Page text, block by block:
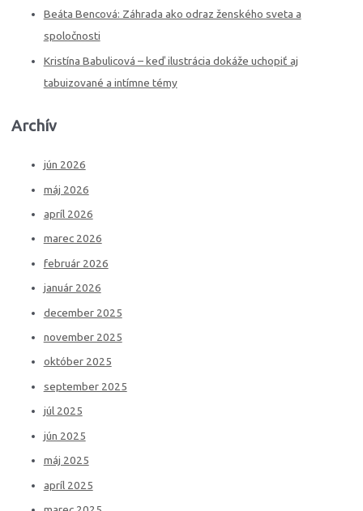
Beáta Bencová: Záhrada ako odraz ženského sveta a
spoločnosti
Kristína Babulicová – keď ilustrácia dokáže uchopiť aj
tabuizované a intímne témy
Archív
jún 2026
máj 2026
apríl 2026
marec 2026
február 2026
január 2026
december 2025
november 2025
október 2025
september 2025
júl 2025
jún 2025
máj 2025
apríl 2025